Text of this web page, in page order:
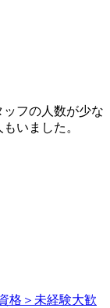
フの人数が少な
いました。
格＞未経験大歓